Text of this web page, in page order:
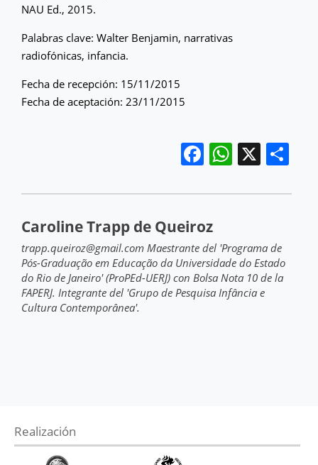
NAU Ed., 2015.
Palabras clave: Walter Benjamin, narrativas
radiofónicas, infancia.
Fecha de recepción: 15/11/2015
Fecha de aceptación: 23/11/2015
Facebook
X
Caroline Trapp de Queiroz
trapp.queiroz@gmail.com Maestrante del 'Programa de
Pós-Graduação em Educação da Universidade do Estado
do Rio de Janeiro' (ProPEd-UERJ) con Bolsa Nota 10 de la
FAPERJ. Integrante del 'Grupo de Pesquisa Infância e
Cultura Contemporânea'.
Realización